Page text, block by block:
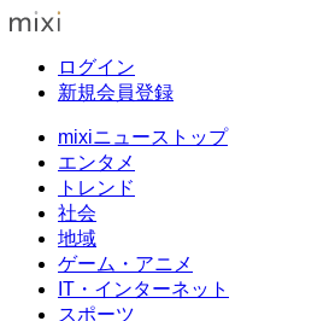
ログイン
新規会員登録
mixiニューストップ
エンタメ
トレンド
社会
地域
ゲーム・アニメ
IT・インターネット
スポーツ